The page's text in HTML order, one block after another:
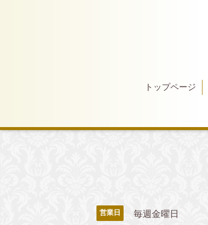
トップページ
営業日 毎週金曜日